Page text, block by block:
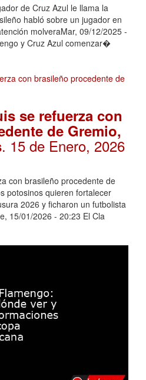
de Cruz Azul le llama la
habló sobre un jugador en
molveraMar, 09/12/2025 -
y Cruz Azul comenzar�
se refuerza con
de Gremio,
. 15 de Enero, 2026
con brasileño procedente de
potosinos quieren fortalecer
2026 y ficharon un futbolista
15/01/2026 - 20:23 El Cla